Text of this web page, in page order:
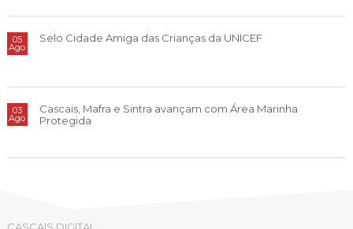
05
Ago
Selo Cidade Amiga das Crianças da UNICEF
03
Ago
Cascais, Mafra e Sintra avançam com Área Marinha
Protegida